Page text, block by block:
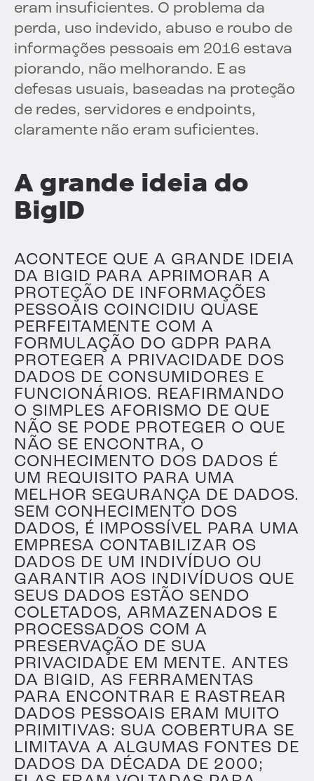
eram insuficientes. O problema da
perda, uso indevido, abuso e roubo de
informações pessoais em 2016 estava
piorando, não melhorando. E as
defesas usuais, baseadas na proteção
de redes, servidores e endpoints,
claramente não eram suficientes.
A grande ideia do
BigID
ACONTECE QUE A GRANDE IDEIA
DA BIGID PARA APRIMORAR A
PROTEÇÃO DE INFORMAÇÕES
PESSOAIS COINCIDIU QUASE
PERFEITAMENTE COM A
FORMULAÇÃO DO GDPR PARA
PROTEGER A PRIVACIDADE DOS
DADOS DE CONSUMIDORES E
FUNCIONÁRIOS. REAFIRMANDO
O SIMPLES AFORISMO DE QUE
NÃO SE PODE PROTEGER O QUE
NÃO SE ENCONTRA, O
CONHECIMENTO DOS DADOS É
UM REQUISITO PARA UMA
MELHOR SEGURANÇA DE DADOS.
SEM CONHECIMENTO DOS
DADOS, É IMPOSSÍVEL PARA UMA
EMPRESA CONTABILIZAR OS
DADOS DE UM INDIVÍDUO OU
GARANTIR AOS INDIVÍDUOS QUE
SEUS DADOS ESTÃO SENDO
COLETADOS, ARMAZENADOS E
PROCESSADOS COM A
PRESERVAÇÃO DE SUA
PRIVACIDADE EM MENTE. ANTES
DA BIGID, AS FERRAMENTAS
PARA ENCONTRAR E RASTREAR
DADOS PESSOAIS ERAM MUITO
PRIMITIVAS: SUA COBERTURA SE
LIMITAVA A ALGUMAS FONTES DE
DADOS DA DÉCADA DE 2000;